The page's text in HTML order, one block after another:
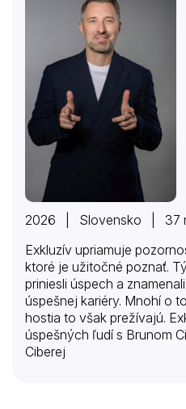
2026 | Slovensko | 37
Exkluzív upriamuje
ktoré je užitočné poznať.
priniesli úspech a
úspešnej kariéry. Mnohí o
hostia to však prežívajú.
úspešných ľudí s Brunom
Ciberej